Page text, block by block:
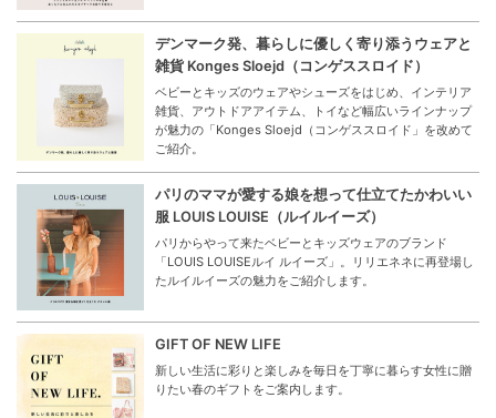
デンマーク発、暮らしに優しく寄り添うウェアと
雑貨 Konges Sloejd（コンゲススロイド）
ベビーとキッズのウェアやシューズをはじめ、インテリア
雑貨、アウトドアアイテム、トイなど幅広いラインナップ
が魅力の「Konges Sloejd（コンゲススロイド」を改めて
ご紹介。
パリのママが愛する娘を想って仕立てたかわいい
服 LOUIS LOUISE（ルイルイーズ）
パリからやって来たベビーとキッズウェアのブランド
「LOUIS LOUISEルイ ルイーズ」。リリエネネに再登場し
たルイルイーズの魅力をご紹介します。
GIFT OF NEW LIFE
新しい生活に彩りと楽しみを毎日を丁寧に暮らす女性に贈
りたい春のギフトをご案内します。